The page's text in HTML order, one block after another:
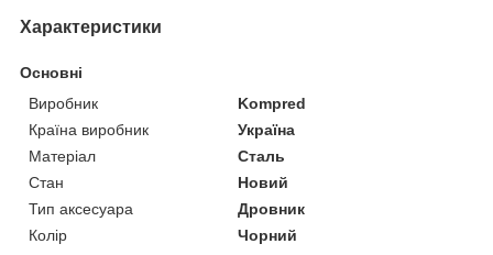
Характеристики
Основні
Виробник
Kompred
Країна виробник
Україна
Матеріал
Сталь
Стан
Новий
Тип аксесуара
Дровник
Колір
Чорний